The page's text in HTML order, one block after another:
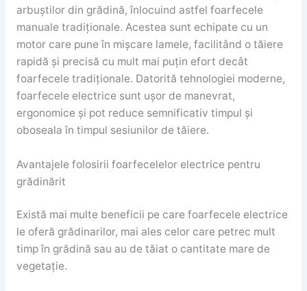
arbuștilor din grădină, înlocuind astfel foarfecele
manuale tradiționale. Acestea sunt echipate cu un
motor care pune în mișcare lamele, facilitând o tăiere
rapidă și precisă cu mult mai puțin efort decât
foarfecele tradiționale. Datorită tehnologiei moderne,
foarfecele electrice sunt ușor de manevrat,
ergonomice și pot reduce semnificativ timpul și
oboseala în timpul sesiunilor de tăiere.
Avantajele folosirii foarfecelelor electrice pentru
grădinărit
Există mai multe beneficii pe care foarfecele electrice
le oferă grădinarilor, mai ales celor care petrec mult
timp în grădină sau au de tăiat o cantitate mare de
vegetație.